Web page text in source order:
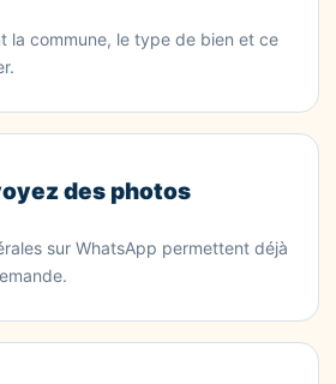
la commune, le type de bien et ce
des photos
sur WhatsApp permettent déjà